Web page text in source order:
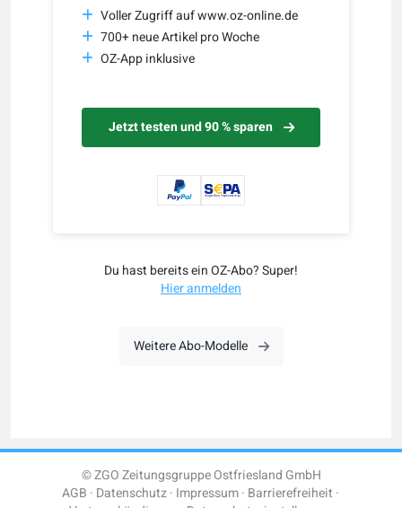
Voller Zugriff auf www.oz-online.de
700+ neue Artikel pro Woche
OZ-App inklusive
Jetzt testen und 90 % sparen
Du hast bereits ein OZ-Abo? Super!
Hier anmelden
Weitere Abo-Modelle
© ZGO Zeitungsgruppe Ostfriesland GmbH
AGB Datenschutz Impressum Barrierefreiheit